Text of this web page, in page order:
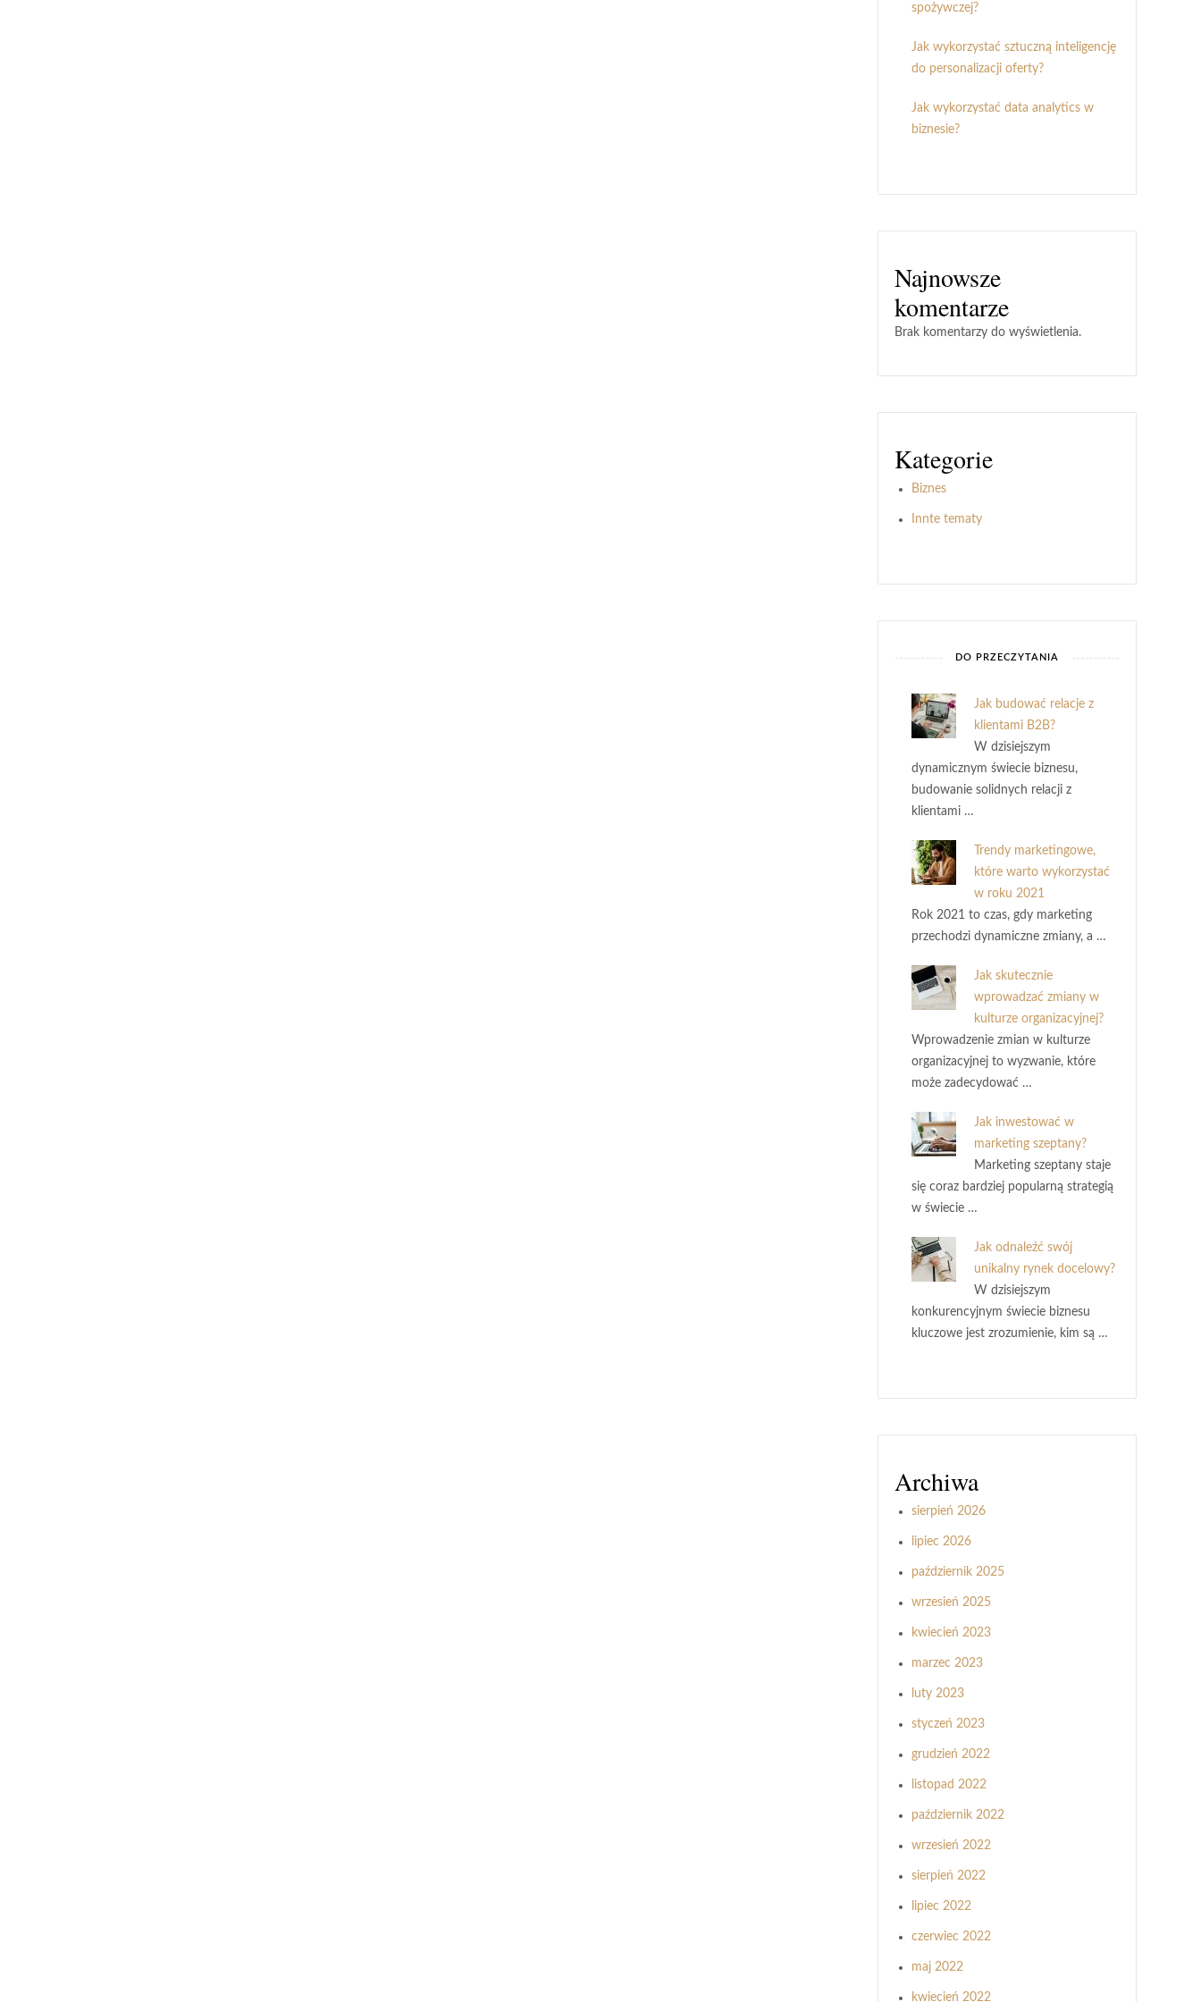
spożywczej?
Jak wykorzystać sztuczną inteligencję
do personalizacji oferty?
Jak wykorzystać data analytics w
biznesie?
Najnowsze
komentarze
Brak komentarzy do wyświetlenia.
Kategorie
Biznes
Innte tematy
DO PRZECZYTANIA
Jak budować relacje z
klientami B2B?
W dzisiejszym
dynamicznym świecie biznesu,
budowanie solidnych relacji z
klientami …
Trendy marketingowe,
które warto wykorzystać
w roku 2021
Rok 2021 to czas, gdy marketing
przechodzi dynamiczne zmiany, a …
Jak skutecznie
wprowadzać zmiany w
kulturze organizacyjnej?
Wprowadzenie zmian w kulturze
organizacyjnej to wyzwanie, które
może zadecydować …
Jak inwestować w
marketing szeptany?
Marketing szeptany staje
się coraz bardziej popularną strategią
w świecie …
Jak odnaleźć swój
unikalny rynek docelowy?
W dzisiejszym
konkurencyjnym świecie biznesu
kluczowe jest zrozumienie, kim są …
Archiwa
sierpień 2026
lipiec 2026
październik 2025
wrzesień 2025
kwiecień 2023
marzec 2023
luty 2023
styczeń 2023
grudzień 2022
listopad 2022
październik 2022
wrzesień 2022
sierpień 2022
lipiec 2022
czerwiec 2022
maj 2022
kwiecień 2022